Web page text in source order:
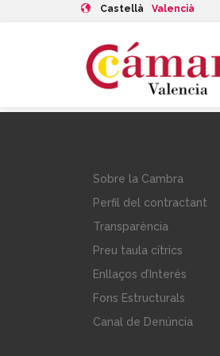
Castellà Valencià
Sobre la Cambra
Perfil del contractant
Transparència
Preu taula cítrics
Enllaços d’Interés
Fons Estructurals
Canal de Denúncia